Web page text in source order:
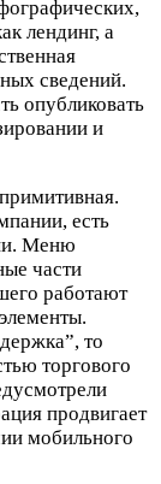
лендинг, а
сведений.
опубликовать
и
есть
Меню
части
работают
то
торгового
продвигает
мобильного